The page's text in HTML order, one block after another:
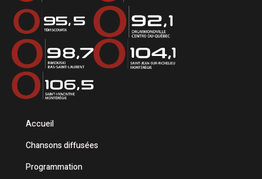
Accueil
Chansons diffusées
Programmation